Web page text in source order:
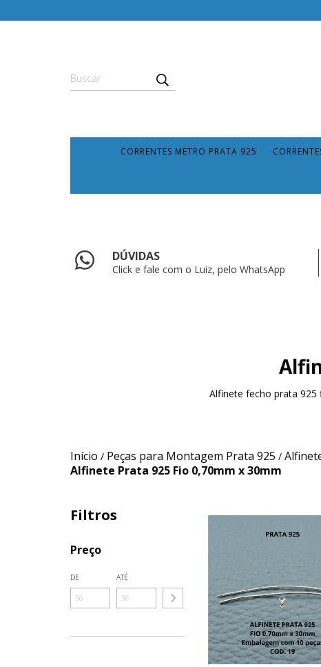
CORRENTES METRO PRATA 925
DÚVIDAS
Click e fale com o Luiz, pelo WhatsApp
Alfinete fecho prata
Início / Peças para Montagem Prata 925 /
Alfinete Prata 925 Fio 0,70mm x 30mm
Filtros
Preço
DE ATÉ